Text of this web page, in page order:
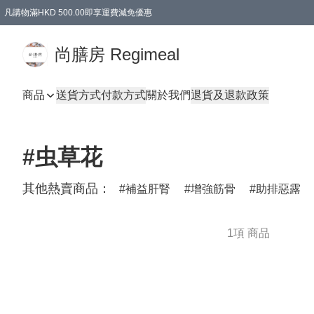
凡購物滿HKD 500.00即享運費減免優惠
尚膳房 Regimeal
商品 送貨方式付款方式關於我們退貨及退款政策
#虫草花
其他熱賣商品： 補益肝腎 增強筋骨 助排惡露
1項 商品